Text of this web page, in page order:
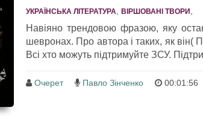
УКРАЇНСЬКА ЛІТЕРАТУРА ВІРШОВАНІ ТВОРИ
Навіяно трендовою фразою, яку
шевронах. Про автора і таких, як він(
Всі хто можуть підтримуйте ЗСУ.
Очерет Павло Зінченко 00:01:56